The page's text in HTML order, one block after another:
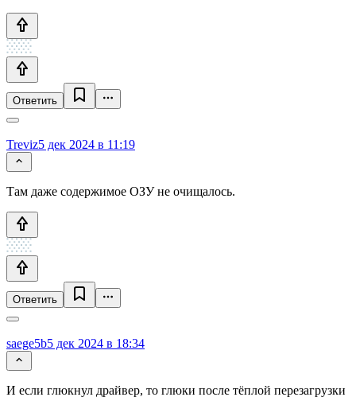
Ответить
Treviz5 дек 2024 в 11:19
Там даже содержимое ОЗУ не очищалось.
Ответить
saege5b5 дек 2024 в 18:34
И если глюкнул драйвер, то глюки после тёплой перезагрузки